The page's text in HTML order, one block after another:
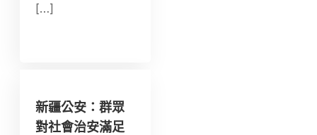
[…]
新疆公安：群眾
對社會治安滿足